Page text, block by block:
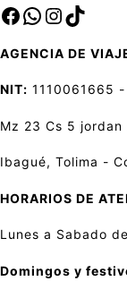
Facebook
sa TikTok
AGENCIA DE
NIT: 1110061665 -
Mz 23 Cs 5
Ibagué, Tolima -
HORARIOS DE
Lunes a Sabado
Domingos y